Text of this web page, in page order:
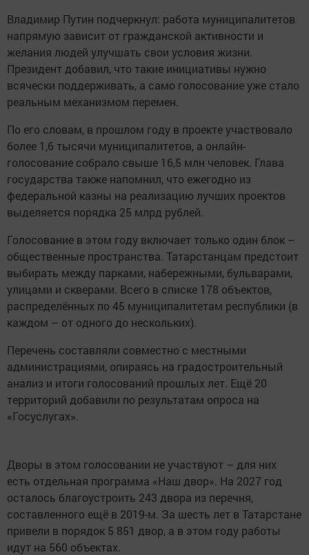
Владимир Путин подчеркнул: работа муниципалитетов
напрямую зависит от гражданской активности и
желания людей улучшать свои условия жизни.
Президент добавил, что такие инициативы нужно
всячески поддерживать, а само голосование уже стало
реальным механизмом перемен.
По его словам, в прошлом году в проекте участвовало
более 1,6 тысячи муниципалитетов, а онлайн-
голосование собрало свыше 16,5 млн человек. Глава
государства также напомнил, что ежегодно из
федеральной казны на реализацию лучших проектов
выделяется порядка 25 млрд рублей.
Голосование в этом году включает только один блок –
общественные пространства. Татарстанцам предстоит
выбирать между парками, набережными, бульварами,
улицами и скверами. Всего в списке 178 объектов,
распределённых по 45 муниципалитетам республики (в
каждом – от одного до нескольких).
Перечень составляли совместно с местными
администрациями, опираясь на градостроительный
анализ и итоги голосований прошлых лет. Ещё 20
территорий добавили по результатам опроса на
«Госуслугах».
Дворы в этом голосовании не участвуют – для них
есть отдельная программа «Наш двор». На 2027 год
осталось благоустроить 243 двора из перечня,
составленного ещё в 2019-м. За шесть лет в Татарстане
привели в порядок 5 851 двор, а в этом году работы
идут на 560 объектах.